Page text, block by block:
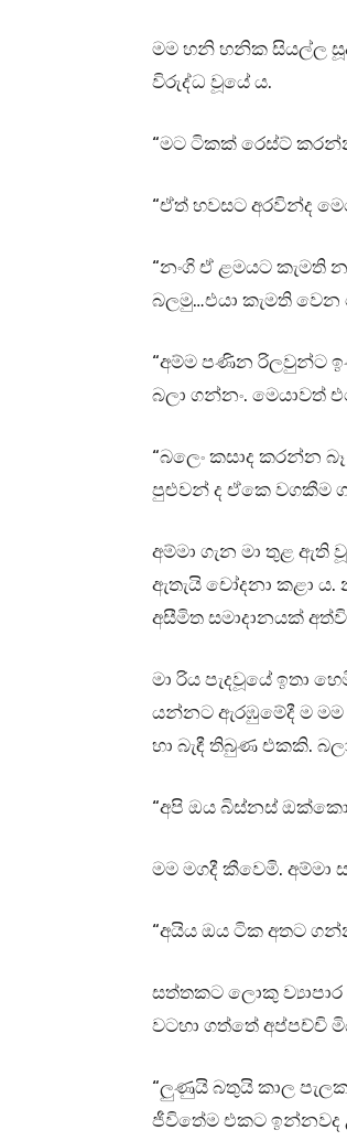
මම හනි හනික සියල්ල
විරුද්ධ වූයේ ය.
“මට ටිකක් රෙස්ට්
“ඒත් හවසට අරවින්ද
“නංගි ඒ ළමයට කැමති
බලමු…එයා කැමති
“අම්ම පණින රිලවුන්ට
බලා ගන්නං. මෙයාවත්
“බලෙං කසාද කරන්න
පුළුවන් ද ඒකෙ වගකීම
අම්මා ගැන මා තුළ ඇති
ඇතැයි චෝදනා කළා
අසීමිත සමාදානයක්
මා රිය පැදවූයේ ඉතා
යන්නට ඇරඹුමේදී ම මම
හා බැඳී තිබුණ එකකි.
“අපි ඔය බිස්නස්
මම මගදී කීවෙමි. අම්මා
“අයිය ඔය ටික අතට
සත්තකට ලොකු
වටහා ගත්තේ අප්පච්චි
“ලුණුයි බතුයි කාල
ජීවිතේම එකට ඉන්නවද